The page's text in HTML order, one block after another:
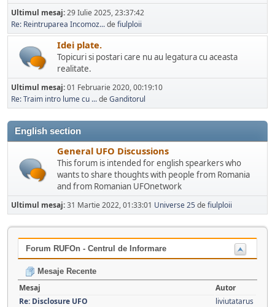
Ultimul mesaj:29 Iulie 2025, 23:37:42
Re: Reintruparea Incomoz...de fiulploii
Idei plate.
Topicuri si postari care nu au legatura cu aceasta
realitate.
Ultimul mesaj:01 Februarie 2020, 00:19:10
Re: Traim intro lume cu ...de Ganditorul
English section
General UFO Discussions
This forum is intended for english spearkers who
wants to share thoughts with people from Romania
and from Romanian UFOnetwork
Ultimul mesaj:31 Martie 2022, 01:33:01 Universe 25 de fiulploii
Forum RUFOn - Centrul de Informare
Mesaje Recente
Mesaj
Autor
Re: Disclosure UFO
liviutatarus